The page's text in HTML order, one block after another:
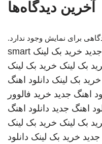
آخرین دیدگاه‌ها
برای نمایش وجود ندارد.
خرید بک لینک smart
بک لینک خرید بک لینک
خرید بک لینک دانلود اهنگ
اهنگ جدید خرید فالوور
اهنگ جدید دانلود اهنگ
بک لینک خرید بک لینک
جدید خرید بک لینک دانلود